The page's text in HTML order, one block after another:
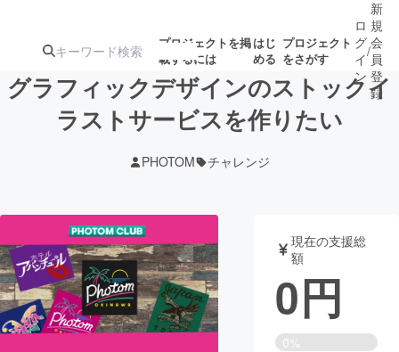
プロジェクトを掲
載するには
はじ
める
プロジェクト
をさがす
ジェクト
ロジェクト
アート・写真 音楽
テクノロジー・ガジェット ゲーム・サ
映像・映画 書籍・雑誌
ロ
グ
イ
ン
/
新
規
会
員
登
録
グラフィックデザインのストックイ
ラストサービスを作りたい
PHOTOM チャレンジ
現在の支援総
額
0円
0%